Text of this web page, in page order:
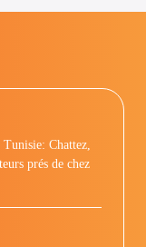
Tunisie: Chattez,
prés de chez